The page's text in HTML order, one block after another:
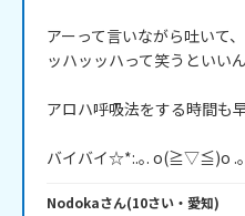
アーって言いながら吐いて
ッハッッハって笑うといい
アロハ呼吸法をする時間も
バイバイ☆*:.｡. o(≧▽≦)o .
Nodokaさん(10さい・ 愛知)